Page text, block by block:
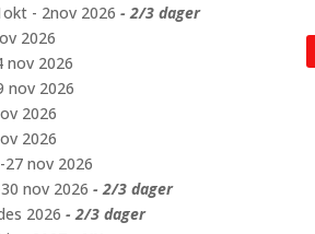
- 2nov 2026 - 2/3 dager
2026
nov 2026
nov 2026
2026
2026
nov 2026
nov 2026 - 2/3 dager
2026 - 2/3 dager